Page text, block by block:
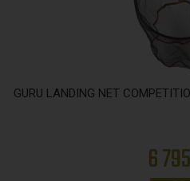
GURU LANDING NET
6